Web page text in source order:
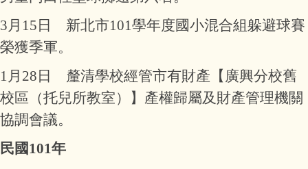
3月15日 新北市101學年度國小混合組躲避球賽
榮獲季軍。
1月28日 釐清學校經管市有財產【廣興分校舊
校區（托兒所教室）】產權歸屬及財產管理機關
協調會議。
民國101年